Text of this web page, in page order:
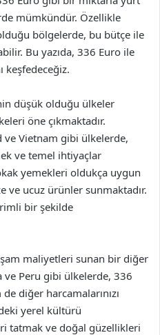
mümkündür. Özellikle
bölgelerde, bu bütçe ile
Bu yazıda, 336 Euro ile
keşfedeceğiz.
düşük olduğu ülkeler
öne çıkmaktadır.
ve Vietnam gibi ülkelerde,
ve temel ihtiyaçlar
yemekleri oldukça uygun
ve ucuz ürünler sunmaktadır.
bir şekilde
maliyetleri sunan bir diğer
Peru gibi ülkelerde, 336
diğer harcamalarınızı
yerel kültürü
tatmak ve doğal güzellikleri